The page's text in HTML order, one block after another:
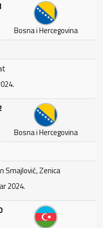
Bosna i Hercegovina
Bosna i Hercegovina
Smajlović, Zenica
2024.